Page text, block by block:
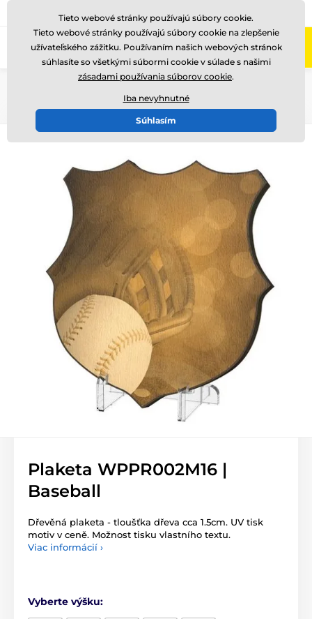
Zavolajte nám (Po-Pi 8-17) +421220255160
Plaketa WPPR002M16 |
Baseball
Dřevěná plaketa - tloušťka dřeva cca 1.5cm. UV tisk
motiv v ceně. Možnost tisku vlastního textu.
Viac informácií ›
Vyberte výšku:
Tieto webové stránky používajú súbory cookie.
Tieto webové stránky používajú súbory cookie na zlepšenie
užívateľského zážitku. Používaním našich webových stránok
súhlasíte so všetkými súbormi cookie v súlade s našimi
zásadami používania súborov cookie.
Iba nevyhnutné
Súhlasím